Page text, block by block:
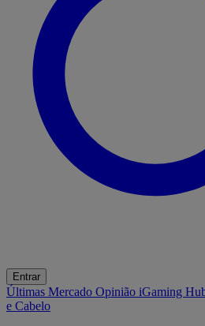
Entrar
Últimas Mercado Opinião iGaming
e Cabelo